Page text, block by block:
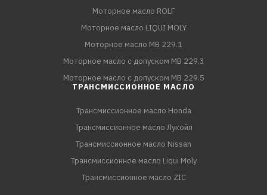
Моторное масло ROLF
Моторное масло LIQUI MOLY
Моторное масло MB 229.1
Моторное масло с допуском MB 229.3
Моторное масло с допуском MB 229.5
ТРАНСМИССИОННОЕ МАСЛО
Трансмиссионное масло Honda
Трансмиссионное масло Лукойл
Трансмиссионное масло Nissan
Трансмиссионное масло Liqui Moly
Трансмиссионное масло ZIC